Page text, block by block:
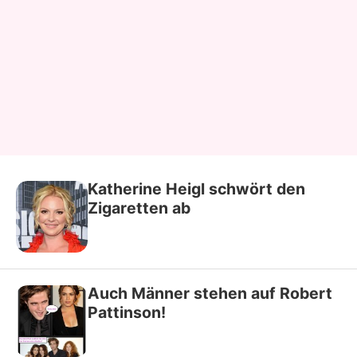
Katherine Heigl schwört den
Zigaretten ab
Auch Männer stehen auf Robert
Pattinson!